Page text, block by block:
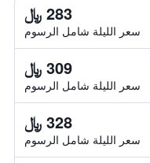
283 ﷼
سعر الليلة شامل الرسوم
309 ﷼
سعر الليلة شامل الرسوم
328 ﷼
سعر الليلة شامل الرسوم